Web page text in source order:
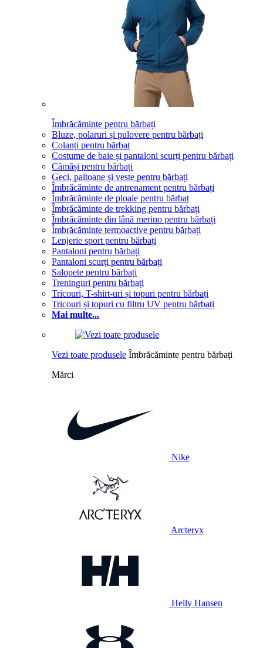
Îmbrăcăminte pentru bărbați
Bluze, polaruri și pulovere pentru bărbați
Colanți pentru bărbat
Costume de baie și pantaloni scurți pentru bărbați
Cămăși pentru bărbați
Geci, paltoane și veste pentru bărbați
Îmbrăcăminte de antrenament pentru bărbați
Îmbrăcăminte de ploaie pentru bărbat
Îmbrăcăminte de trekking pentru bărbați
Îmbrăcăminte din lână merino pentru bărbați
Îmbrăcăminte termoactive pentru bărbați
Lenjerie sport pentru bărbați
Pantaloni pentru bărbați
Pantaloni scurți pentru bărbați
Salopete pentru bărbați
Treninguri pentru bărbați
Tricouri, T-shirt-uri și topuri pentru bărbați
Tricouri și topuri cu filtru UV pentru bărbați
Mai multe...
Vezi toate produsele Îmbrăcăminte pentru bărbați
Mărci
Nike
Arcteryx
Helly Hansen